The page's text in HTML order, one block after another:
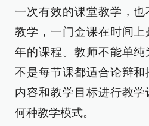
一次有效的课堂教学，
教学，一门金课在时间
年的课程。教师不能单
不是每节课都适合论辩
内容和教学目标进行教
何种教学模式。